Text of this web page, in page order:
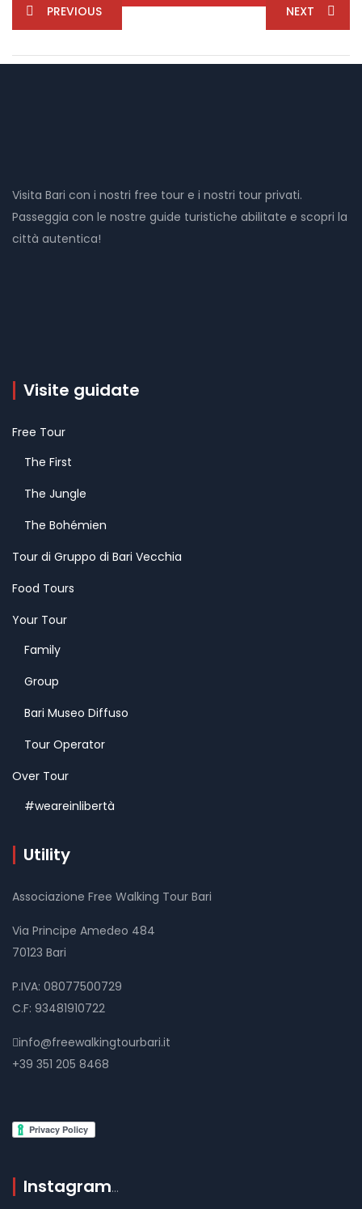
PREVIOUS NEXT
Visita Bari con i nostri free tour e i nostri tour privati.
Passeggia con le nostre guide turistiche abilitate e scopri la
città autentica!
Visite guidate
Free Tour
The First
The Jungle
The Bohémien
Tour di Gruppo di Bari Vecchia
Food Tours
Your Tour
Family
Group
Bari Museo Diffuso
Tour Operator
Over Tour
#weareinlibertà
Utility
Associazione Free Walking Tour Bari
Via Principe Amedeo 484
70123 Bari
P.IVA: 08077500729
C.F: 93481910722
info@freewalkingtourbari.it
+39 351 205 8468
Instagram…